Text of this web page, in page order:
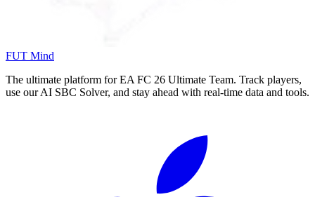
FUT Mind
The ultimate platform for EA FC 26 Ultimate Team. Track players,
use our AI SBC Solver, and stay ahead with real-time data and tools.